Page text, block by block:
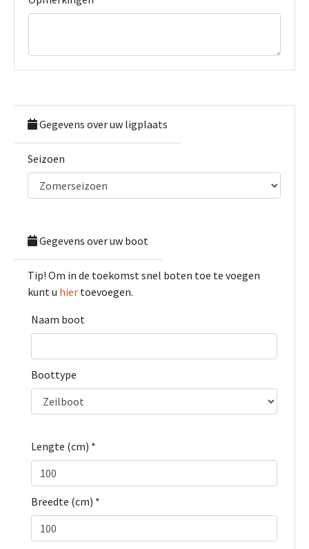
Gegevens over uw ligplaats
Seizoen
Gegevens over uw boot
Tip! Om in de toekomst snel boten toe te voegen
kunt u hier toevoegen.
Naam boot
Boottype
Lengte (cm) *
Breedte (cm) *